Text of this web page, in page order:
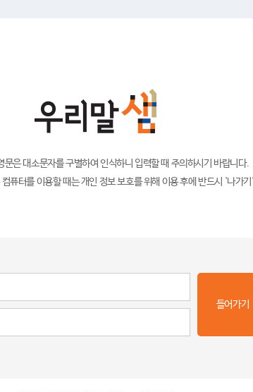
은 대소문자를 구별하여 인식하니 입력할 때 주의하시기 바랍니다.
퓨터를 이용할 때는 개인 정보 보호를 위해 이용 후에 반드시 '나가
들어가기